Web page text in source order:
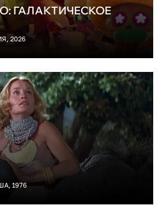
ГАЛАКТИЧЕСКОЕ
2026
1976